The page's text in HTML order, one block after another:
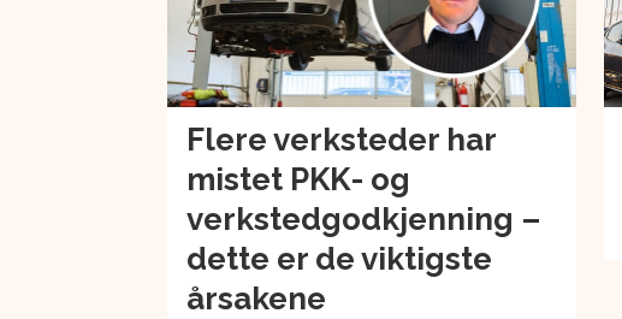
Flere verksteder har
mistet PKK- og
verkstedgodkjenning –
dette er de viktigste
årsakene